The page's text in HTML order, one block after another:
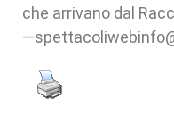
che arrivano dal